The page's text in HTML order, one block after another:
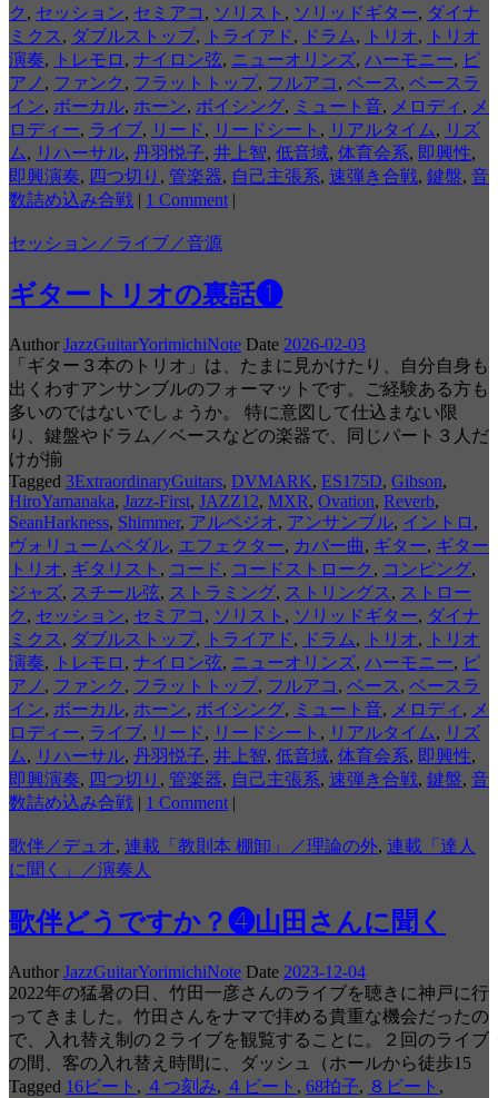
ク , セッション, セミアコ , ソリスト , ソリッドギター, ダイナ
ミクス , ダブルストップ, トライアド, ドラム, トリオ,
トリオ
演奏, トレモロ , ナイロン弦, ニューオリンズ, ハーモニー, ピ
アノ , ファンク , フラットトップ, フルアコ , ベース , ベースラ
イン, ボーカル, ホーン, ボイシング, ミュート音, メロディ , メ
ロディー, ライブ, リード, リードシート , リアルタイム, リズ
ム, リハーサル, 丹羽悦子, 井上智, 低音域, 体育会系, 即興性,
即興演奏, 四つ切り , 管楽器, 自己主張系, 速弾き合戦, 鍵盤, 音
数詰め込み合戦 | 1 Comment |
セッション／ライブ／音源
ギタートリオの裏話❶
Author JazzGuitarYorimichiNote Date 2026-02-03
「ギター３本のトリオ」は、たまに見かけたり、自分自身も
出くわすアンサンブルのフォーマットです。ご経験ある方も
多いのではないでしょうか。 特に意図して仕込まない限
り、鍵盤やドラム／ベースなどの楽器で、同じパート３人だ
けが揃
Tagged 3ExtraordinaryGuitars, DVMARK, ES175D, Gibson,
HiroYamanaka, Jazz-First, JAZZ12, MXR, Ovation, Reverb,
SeanHarkness, Shimmer, アルペジオ, アンサンブル, イントロ ,
ヴォリュームペダル, エフェクター, カバー曲, ギター, ギター
トリオ, ギタリスト , コード, コードストローク , コンピング,
ジャズ, スチール弦, ストラミング, ストリングス , ストロー
ク , セッション, セミアコ , ソリスト , ソリッドギター, ダイナ
ミクス , ダブルストップ, トライアド, ドラム, トリオ,
トリオ
演奏, トレモロ , ナイロン弦, ニューオリンズ, ハーモニー, ピ
アノ , ファンク , フラットトップ, フルアコ , ベース , ベースラ
イン, ボーカル, ホーン, ボイシング, ミュート音, メロディ , メ
ロディー, ライブ, リード, リードシート , リアルタイム, リズ
ム, リハーサル, 丹羽悦子, 井上智, 低音域, 体育会系, 即興性,
即興演奏, 四つ切り , 管楽器, 自己主張系, 速弾き合戦, 鍵盤, 音
数詰め込み合戦 | 1 Comment |
歌伴／デュオ, 連載「教則本 棚卸」／理論の外, 連載「達人
に聞く」／演奏人
歌伴どうですか？❹山田さんに聞く
Author JazzGuitarYorimichiNote Date 2023-12-04
2022年の猛暑の日、竹田一彦さんのライブを聴きに神戸に行
ってきました。竹田さんをナマで拝める貴重な機会だったの
で、入れ替え制の２ライブを観覧することに。２回のライブ
の間、客の入れ替え時間に、ダッシュ（ホールから徒歩15
Tagged 16ビート , ４つ刻み, ４ビート , 68拍子, ８ビート ,